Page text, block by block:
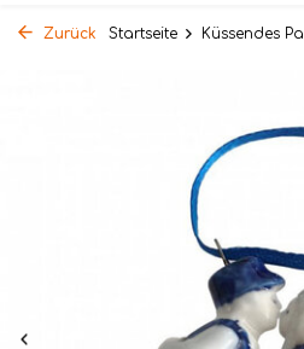
Zurück Startseite Küssendes